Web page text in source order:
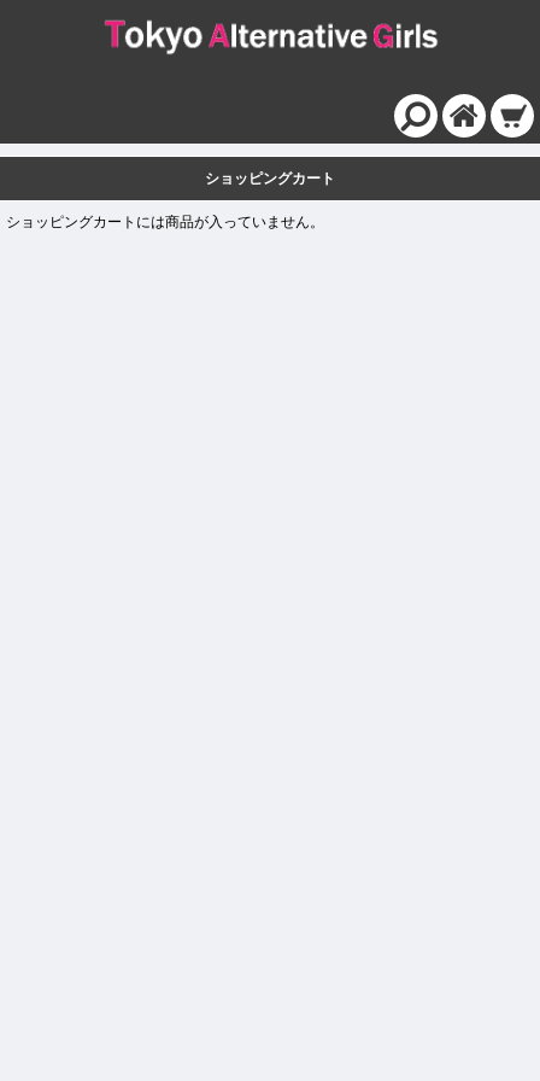
ショッピングカート
ショッピングカートには商品が入っていません。